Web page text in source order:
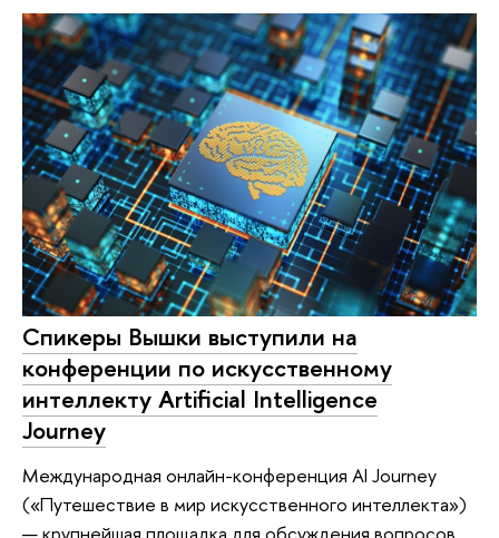
Спикеры Вышки выступили на
конференции по искусственному
интеллекту Artificial Intelligence
Journey
Международная онлайн-конференция AI Journey
(«Путешествие в мир искусственного интеллекта»)
— крупнейшая площадка для обсуждения вопросов